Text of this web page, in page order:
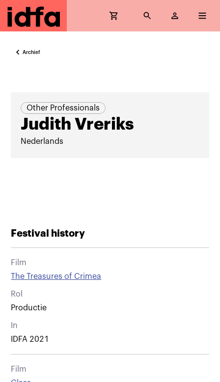
Archief
Other Professionals
Judith Vreriks
Nederlands
Festival history
Film
The Treasures of Crimea
Rol
Productie
In
IDFA 2021
Film